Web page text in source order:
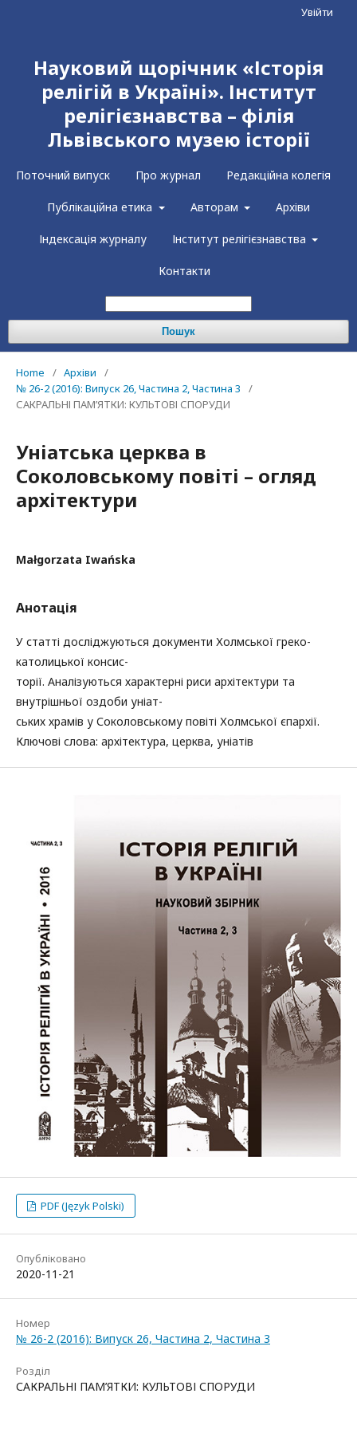
Науковий щорічник «Історія
релігій в Україні». Інститут
релігієзнавства – філія
Львівського музею історії
Поточний випуск Про журнал Редакційна колегія
Публікаційна етика Авторам Архіви
Індексація журналу Інститут релігієзнавства
Контакти
Пошук
Увійти
Home / Архіви
/
№ 26-2 (2016): Випуск 26, Частина 2, Частина 3
/
САКРАЛЬНІ ПАМ’ЯТКИ: КУЛЬТОВІ СПОРУДИ
Уніатська церква в
Соколовському повіті – огляд
архітектури
Małgorzata Iwańska
Анотація
У статті досліджуються документи Холмської греко-
католицької консис-
торії. Аналізуються характерні риси архітектури та
внутрішньої оздоби уніат-
ських храмів у Соколовському повіті Холмської єпархії.
Ключові слова: архітектура, церква, уніатів
PDF (Język Polski)
Опубліковано
2020-11-21
Номер
№ 26-2 (2016): Випуск 26, Частина 2, Частина 3
Розділ
САКРАЛЬНІ ПАМ’ЯТКИ: КУЛЬТОВІ СПОРУДИ